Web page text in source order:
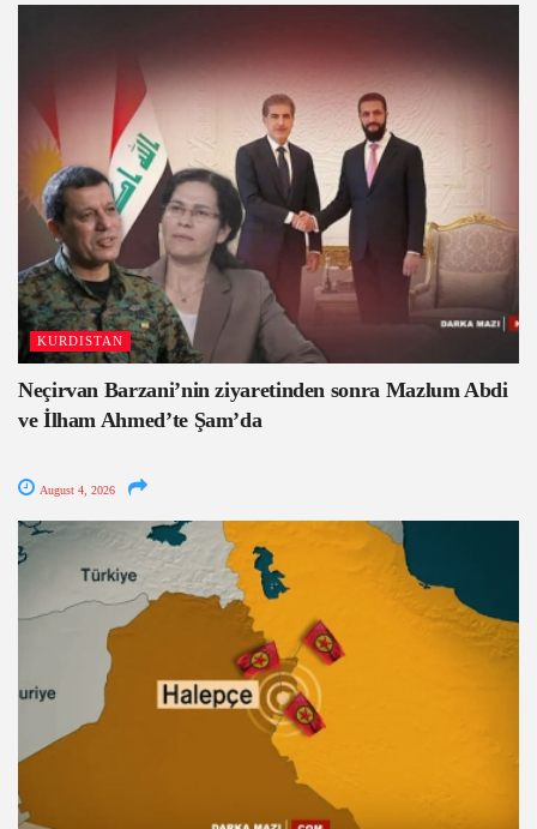
KURDISTAN
Neçirvan Barzani’nin ziyaretinden sonra Mazlum Abdi
ve İlham Ahmed’te Şam’da
August 4, 2026